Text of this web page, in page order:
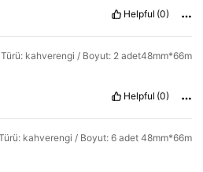
Helpful (0)
kahverengi / Boyut: 2 adet48mm*66m
Helpful (0)
kahverengi / Boyut: 6 adet 48mm*66m